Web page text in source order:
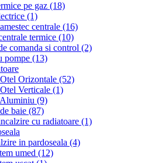
pe gaz (18)
(1)
centrale (16)
termice (10)
comanda si control (2)
pompe (13)
Orizontale (52)
Verticale (1)
(9)
baie (87)
cu radiatoare (1)
in pardoseala (4)
umed (12)